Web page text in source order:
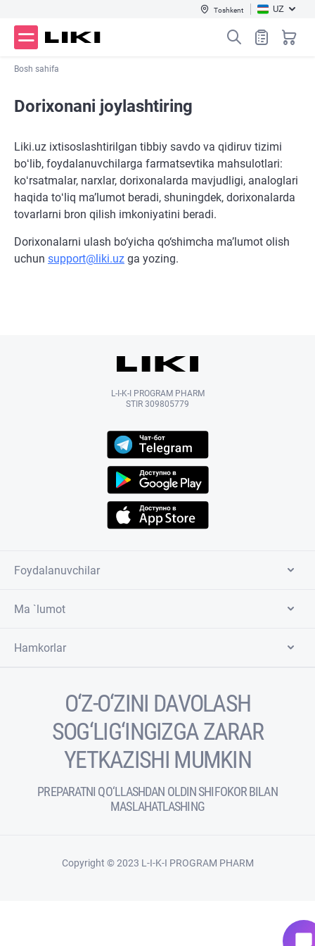
Toshkent UZ
Bosh sahifa
Dorixonani joylashtiring
Liki.uz ixtisoslashtirilgan tibbiy savdo va qidiruv tizimi
boʻlib, foydalanuvchilarga farmatsevtika mahsulotlari:
koʻrsatmalar, narxlar, dorixonalarda mavjudligi, analoglari
haqida toʻliq maʼlumot beradi, shuningdek, dorixonalarda
tovarlarni bron qilish imkoniyatini beradi.
Dorixonalarni ulash bo‘yicha qo‘shimcha ma’lumot olish
uchun support@liki.uz ga yozing.
L-I-K-I PROGRAM PHARM
STIR 309805779
Foydalanuvchilar
Ma `lumot
Hamkorlar
O‘Z-O‘ZINI DAVOLASH
SOG‘LIG‘INGIZGA ZARAR
YETKAZISHI MUMKIN
PREPARATNI QO‘LLASHDAN OLDIN SHIFOKOR BILAN
MASLAHATLASHING
Copyright © 2023 L-I-K-I PROGRAM PHARM
chat_bubble